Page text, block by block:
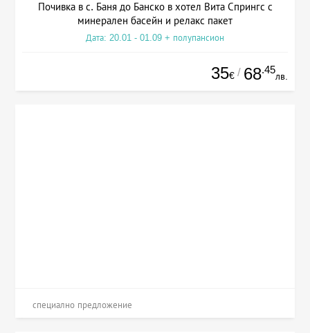
Почивка в с. Баня до Банско в хотел Вита Спрингс с
минерален басейн и релакс пакет
Дата: 20.01 - 01.09 + полупансион
35€ / 68.45
лв.
специално предложение